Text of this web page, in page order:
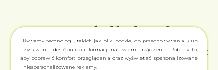
Jak umówić wizytę?
Cały proces jest prosty i zajmuje zaledwie kilka minut
Używamy technologii, takich jak pliki cookie, do przechowywania i/lub
uzyskiwania dostępu do informacji na Twoim urządzeniu. Robimy to,
aby poprawić komfort przeglądania oraz wyświetlać spersonalizowane
i niespersonalizowane reklamy.